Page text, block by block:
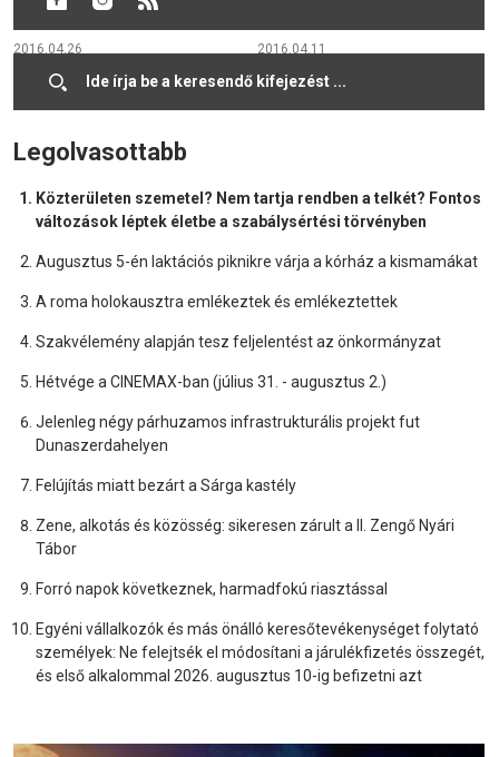
2016.04.26 2016.04.11
Cookies
Legolvasottabb
Közterületen szemetel? Nem tartja rendben a telkét? Fontos
változások léptek életbe a szabálysértési törvényben
Augusztus 5-én laktációs piknikre várja a kórház a kismamákat
A roma holokausztra emlékeztek és emlékeztettek
Szakvélemény alapján tesz feljelentést az önkormányzat
Hétvége a CINEMAX-ban (július 31. - augusztus 2.)
Jelenleg négy párhuzamos infrastrukturális projekt fut
Dunaszerdahelyen
Felújítás miatt bezárt a Sárga kastély
Zene, alkotás és közösség: sikeresen zárult a II. Zengő Nyári
Tábor
Forró napok következnek, harmadfokú riasztással
Egyéni vállalkozók és más önálló keresőtevékenységet folytató
személyek: Ne felejtsék el módosítani a járulékfizetés összegét,
és első alkalommal 2026. augusztus 10-ig befizetni azt